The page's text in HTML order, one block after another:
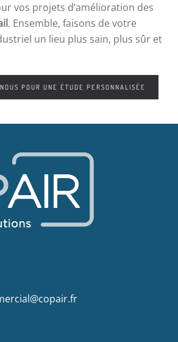
vos projets d’amélioration des
. Ensemble, faisons de votre
un lieu plus sain, plus sûr et
POUR UNE ÉTUDE PERSONNALISÉE